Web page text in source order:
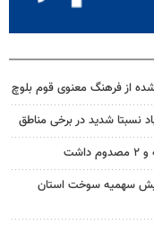
از فرهنگ معنوی قوم بلوچ
نسبتا شدید در برخی مناطق
سهمیه سوخت استان